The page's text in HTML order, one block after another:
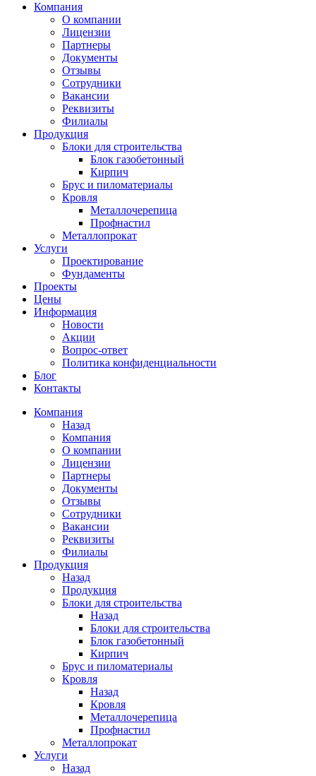
Компания
О компании
Лицензии
Партнеры
Документы
Отзывы
Сотрудники
Вакансии
Реквизиты
Филиалы
Продукция
Блоки для строительства
Блок газобетонный
Кирпич
Брус и пиломатериалы
Кровля
Металлочерепица
Профнастил
Металлопрокат
Услуги
Проектирование
Фундаменты
Проекты
Цены
Информация
Новости
Акции
Вопрос-ответ
Политика конфиденциальности
Блог
Контакты
Компания
Назад
Компания
О компании
Лицензии
Партнеры
Документы
Отзывы
Сотрудники
Вакансии
Реквизиты
Филиалы
Продукция
Назад
Продукция
Блоки для строительства
Назад
Блоки для строительства
Блок газобетонный
Кирпич
Брус и пиломатериалы
Кровля
Назад
Кровля
Металлочерепица
Профнастил
Металлопрокат
Услуги
Назад